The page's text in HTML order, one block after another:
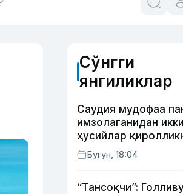
Сўнгги
янгиликлар
Саудия мудофаа
имзолаганидан
ҳусийлар
нефтни қайта ишлаш
заводига ҳужум
Бугун, 18:04
“Тансоқчи”: